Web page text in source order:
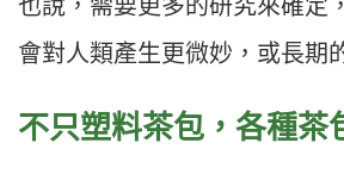
也說，需要更多的研究來確定
會對人類產生更微妙，或長期
不只塑料茶包，各種茶